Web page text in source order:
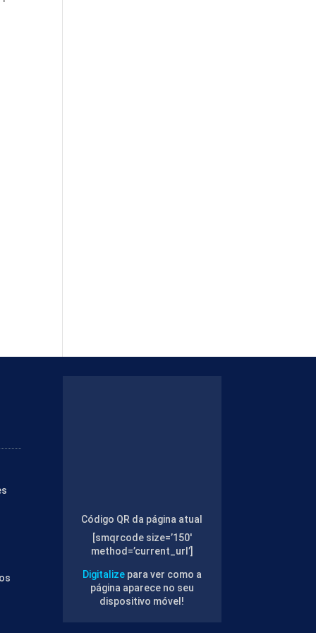
Código QR da página atual
[smqrcode size=’150′
method=’current_url’]
Digitalizepara ver como a
página aparece no seu
dispositivo móvel!